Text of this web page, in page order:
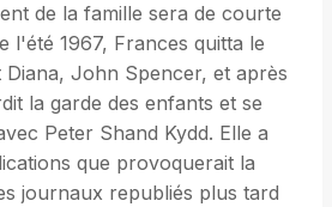
de la famille sera de courte
l'été 1967, Frances quitta le
Diana, John Spencer, et après
la garde des enfants et se
Peter Shand Kydd. Elle a
que provoquerait la
journaux republiés plus tard